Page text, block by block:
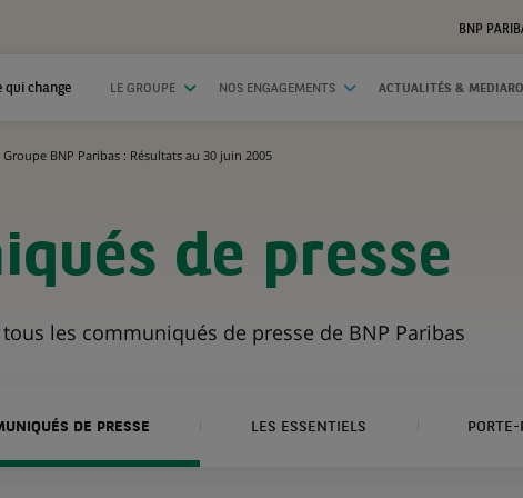
BNP
qui change LE GROUPE NOS ENGAGEMENTS ACTUALITÉS &
Groupe BNP Paribas : Résultats au 30 juin 2005
de presse
les communiqués de presse de BNP Paribas
DE PRESSE LES ESSENTIELS PORTE-